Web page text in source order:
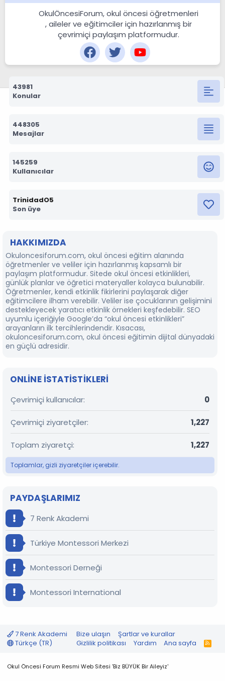
OkulÖncesiForum, okul öncesi öğretmenleri
, aileler ve eğitimciler için hazırlanmış bir
çevrimiçi paylaşım platformudur.
43981
Konular
448305
Mesajlar
145259
Kullanıcılar
TrinidadO5
Son üye
HAKKIMIZDA
Okuloncesiforum.com, okul öncesi eğitim alanında
öğretmenler ve veliler için hazırlanmış kapsamlı bir
paylaşım platformudur. Sitede okul öncesi etkinlikleri,
günlük planlar ve öğretici materyaller kolayca bulunabilir.
Öğretmenler, kendi etkinlik fikirlerini paylaşarak diğer
eğitimcilere ilham verebilir. Veliler ise çocuklarının gelişimini
destekleyecek yaratıcı etkinlik örnekleri keşfedebilir. SEO
uyumlu içeriğiyle Google’da “okul öncesi etkinlikleri”
arayanların ilk tercihlerindendir. Kısacası,
okuloncesiforum.com, okul öncesi eğitimin dijital dünyadaki
en güçlü adresidir.
ONLINE ISTATISTIKLERI
Çevrimiçi kullanıcılar 0
Çevrimiçi ziyaretçiler 1,227
Toplam ziyaretçi 1,227
Toplamlar, gizli ziyaretçiler içerebilir.
PAYDAŞLARIMIZ
7 Renk Akademi
Türkiye Montessori Merkezi
Montessori Derneği
Montessori International
7 Renk Akademi
Türkçe (TR)
Bize ulaşın
Şartlar ve kurallar
Gizlilik politikası
Yardım Ana sayfa
R
S
Okul Öncesi Forum Resmi Web Sitesi 'Biz BÜYÜK Bir Aileyiz'